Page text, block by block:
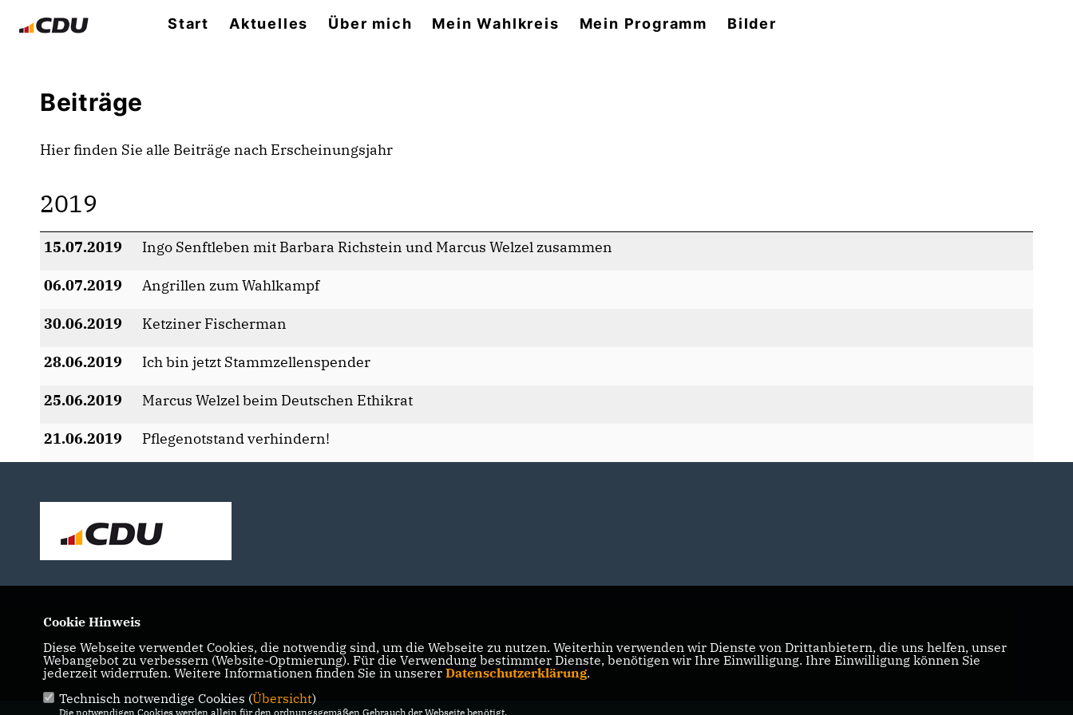
Start Aktuelles Über mich Mein Wahlkreis Mein Programm Bilder
Beiträge
Hier finden Sie alle Beiträge nach Erscheinungsjahr
2019
15.07.2019 Ingo Senftleben mit Barbara Richstein und Marcus Welzel zusammen
06.07.2019 Angrillen zum Wahlkampf
30.06.2019 Ketziner Fischerman
28.06.2019 Ich bin jetzt Stammzellenspender
25.06.2019 Marcus Welzel beim Deutschen Ethikrat
21.06.2019 Pflegenotstand verhindern!
IMPRESSUM DATENSCHUTZ KONTAKT MITGLIEDERBEREICH
Cookie Hinweis
Diese Webseite verwendet Cookies, die notwendig sind, um die Webseite zu nutzen. Weiterhin verwenden wir Dienste von Drittanbietern, die uns helfen, unser
Webangebot zu verbessern (Website-Optmierung). Für die Verwendung bestimmter Dienste, benötigen wir Ihre Einwilligung. Ihre Einwilligung können Sie
jederzeit widerrufen. Weitere Informationen finden Sie in unserer Datenschutzerklärung.
Technisch notwendige Cookies (Übersicht)
Die notwendigen Cookies werden allein für den ordnungsgemäßen Gebrauch der Webseite benötigt.